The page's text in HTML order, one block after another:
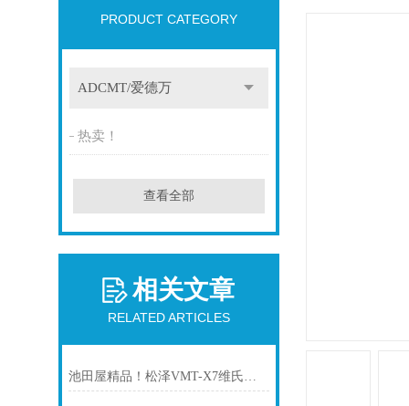
PRODUCT CATEGORY
ADCMT/爱德万
热卖！
查看全部
相关文章
RELATED ARTICLES
池田屋精品！松泽VMT-X7维氏硬度计技术参数